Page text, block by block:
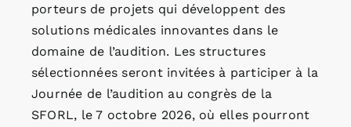
porteurs de projets qui développent des
solutions médicales innovantes dans le
domaine de l’audition. Les structures
sélectionnées seront invitées à participer à la
Journée de l’audition au congrès de la
SFORL, le 7 octobre 2026, où elles pourront